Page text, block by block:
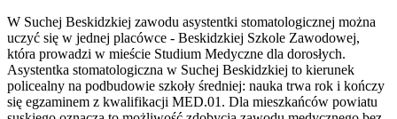
W Suchej Beskidzkiej zawodu asystentki stomatologicznej można
uczyć się w jednej placówce - Beskidzkiej Szkole Zawodowej,
która prowadzi w mieście Studium Medyczne dla dorosłych.
Asystentka stomatologiczna w Suchej Beskidzkiej to kierunek
policealny na podbudowie szkoły średniej: nauka trwa rok i kończy
się egzaminem z kwalifikacji MED.01. Dla mieszkańców powiatu